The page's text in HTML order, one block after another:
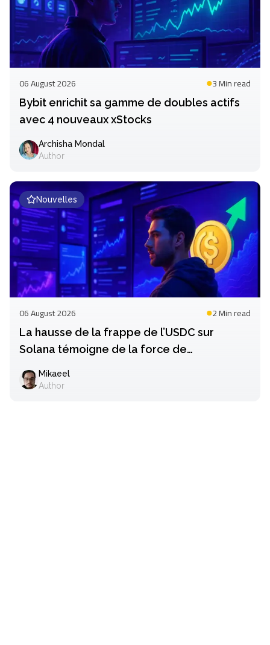
06 August 2026 3 Minread
Bybit enrichit sa gamme de doubles actifs
avec 4 nouveaux xStocks
Archisha Mondal
Author
Nouvelles
06 August 2026 2 Minread
La hausse de la frappe de l’USDC sur
Solana témoigne de la force de
Mikaeel
Author